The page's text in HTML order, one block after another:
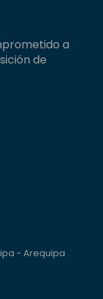
a
de
- Arequipa